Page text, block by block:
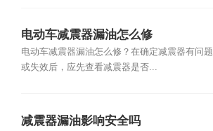
电动车减震器漏油怎么修
电动车减震器漏油怎么修？在确定减震器有问题
或失效后，应先查看减震器是否...
减震器漏油影响安全吗